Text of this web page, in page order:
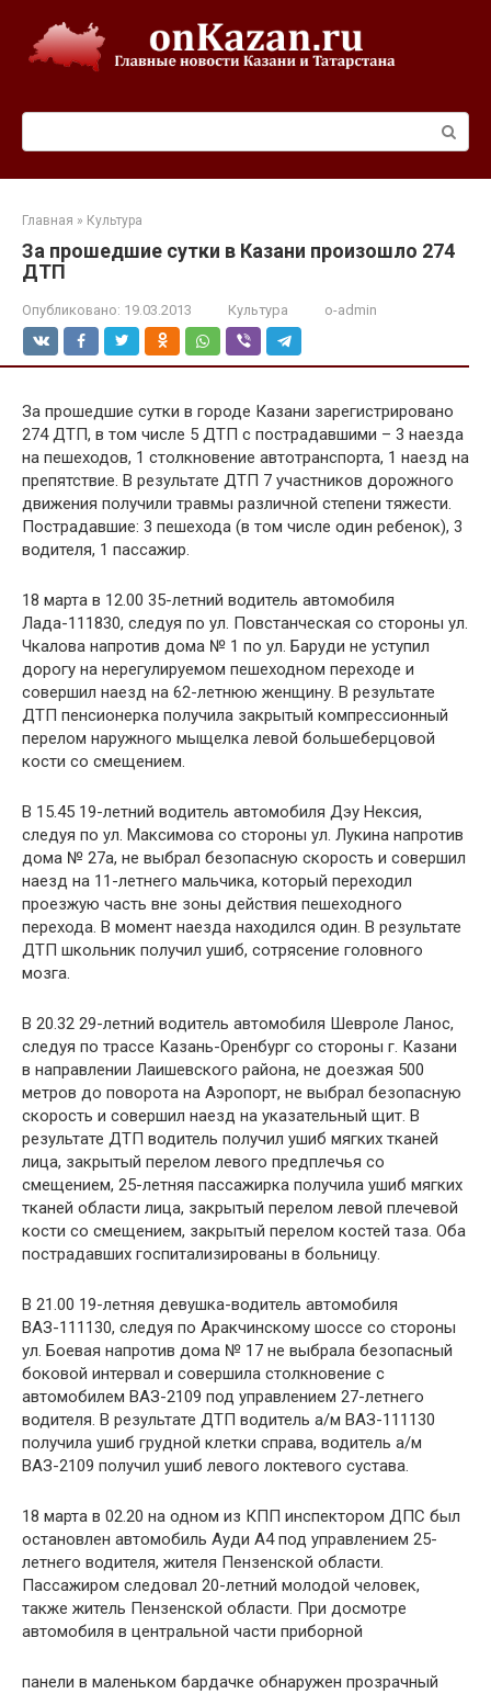
контенту
Главная » Культура
За прошедшие сутки в Казани произошло 274
ДТП
Опубликовано: 19.03.2013 Культура o-admin
За прошедшие сутки в городе Казани зарегистрировано
274 ДТП, в том числе 5 ДТП с пострадавшими – 3 наезда
на пешеходов, 1 столкновение автотранспорта, 1 наезд на
препятствие. В результате ДТП 7 участников дорожного
движения получили травмы различной степени тяжести.
Пострадавшие: 3 пешехода (в том числе один ребенок), 3
водителя, 1 пассажир.
18 марта в 12.00 35-летний водитель автомобиля
Лада-111830, следуя по ул. Повстанческая со стороны ул.
Чкалова напротив дома № 1 по ул. Баруди не уступил
дорогу на нерегулируемом пешеходном переходе и
совершил наезд на 62-летнюю женщину. В результате
ДТП пенсионерка получила закрытый компрессионный
перелом наружного мыщелка левой большеберцовой
кости со смещением.
В 15.45 19-летний водитель автомобиля Дэу Нексия,
следуя по ул. Максимова со стороны ул. Лукина напротив
дома № 27а, не выбрал безопасную скорость и совершил
наезд на 11-летнего мальчика, который переходил
проезжую часть вне зоны действия пешеходного
перехода. В момент наезда находился один. В результате
ДТП школьник получил ушиб, сотрясение головного
мозга.
В 20.32 29-летний водитель автомобиля Шевроле Ланос,
следуя по трассе Казань-Оренбург со стороны г. Казани
в направлении Лаишевского района, не доезжая 500
метров до поворота на Аэропорт, не выбрал безопасную
скорость и совершил наезд на указательный щит. В
результате ДТП водитель получил ушиб мягких тканей
лица, закрытый перелом левого предплечья со
смещением, 25-летняя пассажирка получила ушиб мягких
тканей области лица, закрытый перелом левой плечевой
кости со смещением, закрытый перелом костей таза. Оба
пострадавших госпитализированы в больницу.
В 21.00 19-летняя девушка-водитель автомобиля
ВАЗ-111130, следуя по Аракчинскому шоссе со стороны
ул. Боевая напротив дома № 17 не выбрала безопасный
боковой интервал и совершила столкновение с
автомобилем ВАЗ-2109 под управлением 27-летнего
водителя. В результате ДТП водитель а/м ВАЗ-111130
получила ушиб грудной клетки справа, водитель а/м
ВАЗ-2109 получил ушиб левого локтевого сустава.
18 марта в 02.20 на одном из КПП инспектором ДПС был
остановлен автомобиль Ауди А4 под управлением 25-
летнего водителя, жителя Пензенской области.
Пассажиром следовал 20-летний молодой человек,
также житель Пензенской области. При досмотре
автомобиля в центральной части приборной
панели в маленьком бардачке обнаружен прозрачный